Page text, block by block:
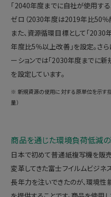
「2040年度までに自社が使用す
ゼロ（2030年度は2019年比50％
また、資源循環目標として「
年度比5％以上改善」を設定。さ
ーションでは「2030年度までに
を設定しています。
※ 新規資源の使用に対する原単位を示す
量）
商品を通じた環境負荷低減
日本で初めて普通紙複写機を販売
変革してきた富士フイルムビジネ
長年力を注いできたのが、環境性